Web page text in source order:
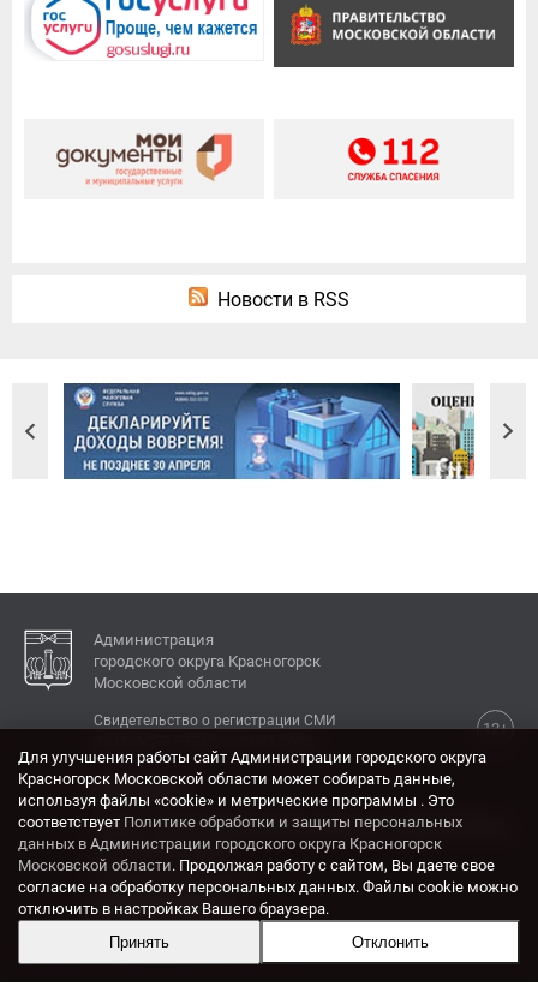
Новости в RSS
Администрация
городского округа Красногорск
Московской области
12+
Свидетельство о регистрации СМИ
КОНТАКТЫ
Адрес: 143404, Московская область, г. Красногорск,
ул. Ленина, дом 4.
Электронная почта:
krasrn@mosreg.ru
Разработка и поддержка сайта ADN
Для улучшения работы сайт Администрации городского округа
Красногорск Московской области может собирать данные,
используя файлы «cookie» и метрические программы . Это
соответствует Политике обработки и защиты персональных
данных в Администрации городского округа Красногорск
Московской области. Продолжая работу с сайтом, Вы даете свое
согласие на обработку персональных данных. Файлы cookie можно
отключить в настройках Вашего браузера.
Принять
Отклонить